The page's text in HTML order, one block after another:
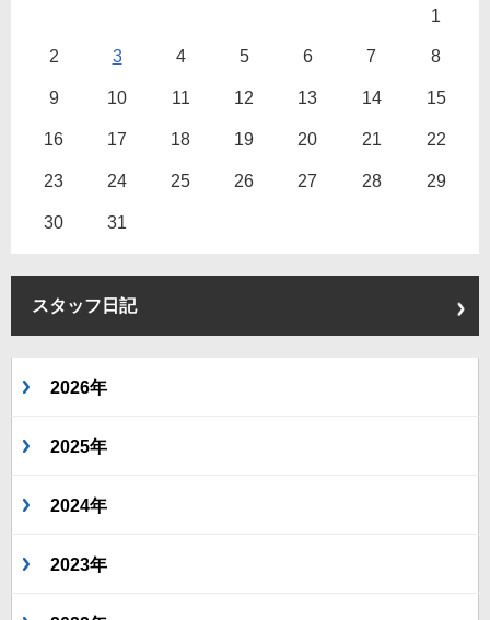
1
2 3 4 5 6 7 8
9 10 11 12 13 14 15
16 17 18 19 20 21 22
23 24 25 26 27 28 29
30 31
スタッフ日記
2026年
2025年
2024年
2023年